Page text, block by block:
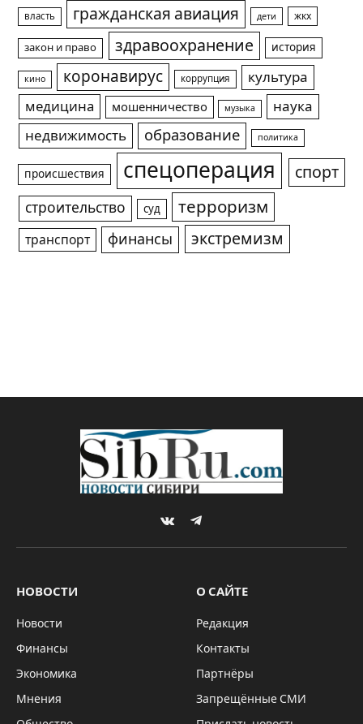
власть гражданская авиация дети жкх
закон и право здравоохранение история
кино коронавирус коррупция
культура
медицина
мошенничество музыка
наука
недвижимость
образование политика
происшествия спецоперация спорт
строительство суд терроризм
транспорт финансы экстремизм
VKontakteTelegram
НОВОСТИ
Новости
Финансы
Экономика
Мнения
О САЙТЕ
Редакция
Контакты
Партнёры
Запрещённые СМИ